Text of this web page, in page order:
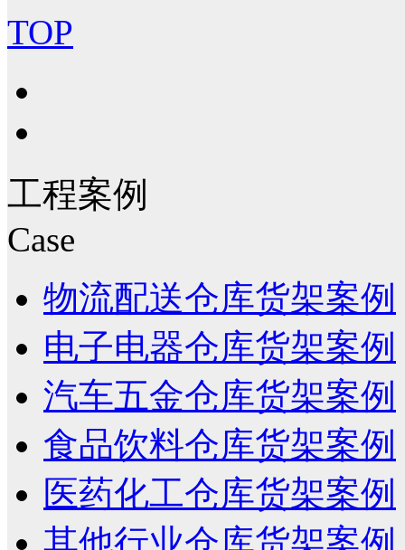
TOP
工程案例
Case
物流配送仓库货架案例
电子电器仓库货架案例
汽车五金仓库货架案例
食品饮料仓库货架案例
医药化工仓库货架案例